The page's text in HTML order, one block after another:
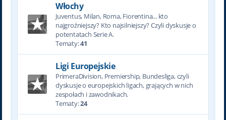
Włochy
Juventus, Milan, Roma, Fiorentina... kto
najgroźniejszy? Kto najsilniejszy? Czyli dyskusje o
potentatach Serie A.
Tematy:41
Ligi Europejskie
PrimeraDivision, Premiership, Bundesliga, czyli
dyskusje o europejskich ligach, grających w nich
zespołach i zawodnikach.
Tematy:24